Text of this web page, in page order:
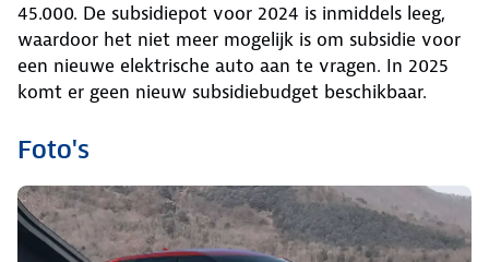
45.000. De subsidiepot voor 2024 is inmiddels leeg,
waardoor het niet meer mogelijk is om subsidie voor
een nieuwe elektrische auto aan te vragen. In 2025
komt er geen nieuw subsidiebudget beschikbaar.
Foto's